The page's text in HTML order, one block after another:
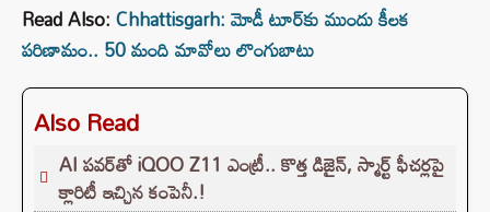
Read Also:Chhattisgarh: మోడీ టూర్‌కు ముందు కీలక
పరిణామం.. 50 మంది మావోలు లొంగుబాటు
Also Read
AI పవర్‌తో iQOO Z11 ఎంట్రీ.. కొత్త డిజైన్, స్మార్ట్ ఫీచర్లపై
క్లారిటీ ఇచ్చిన కంపెనీ.!